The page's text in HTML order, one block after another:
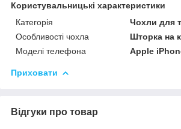
Користувальницькі характеристики
Категорія
Чохли для
Особливості чохла
Шторка на
Моделі телефона
Apple
Приховати
Відгуки про товар